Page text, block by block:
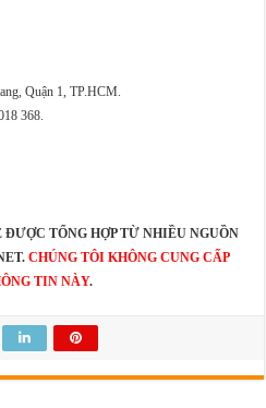
Quận 1, TP.HCM.
368.
TỔNG HỢP TỪ NHIỀU NGUỒN
CHÚNG TÔI KHÔNG CUNG CẤP
TIN NÀY.